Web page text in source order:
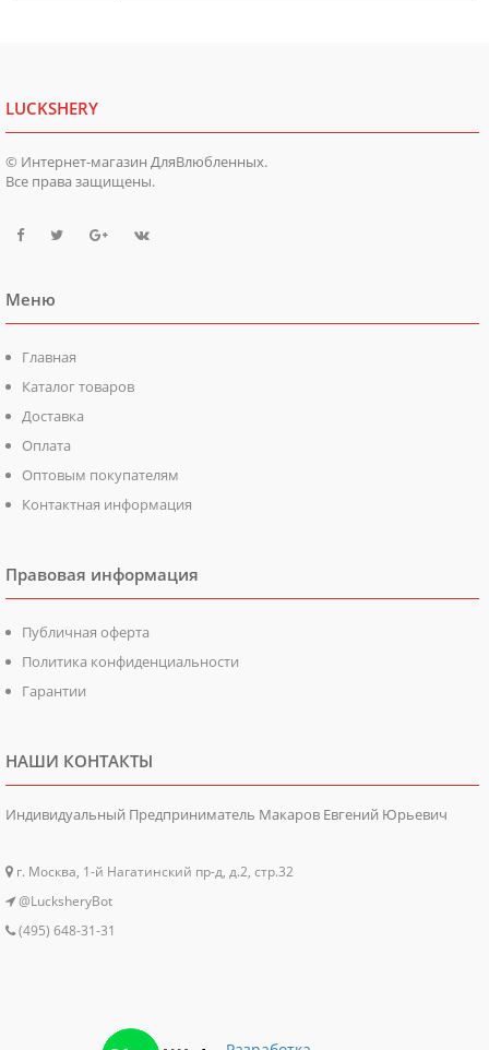
LUCKSHERY
© Интернет-магазин ДляВлюбленных.
Все права защищены.
Меню
Главная
Каталог товаров
Доставка
Оплата
Оптовым покупателям
Контактная информация
Правовая информация
Публичная оферта
Политика конфиденциальности
Гарантии
НАШИ КОНТАКТЫ
Индивидуальный Предприниматель Макаров Евгений Юрьевич
г. Москва, 1-й Нагатинский пр-д, д.2, стр.32
@LucksheryBot
(495) 648-31-31